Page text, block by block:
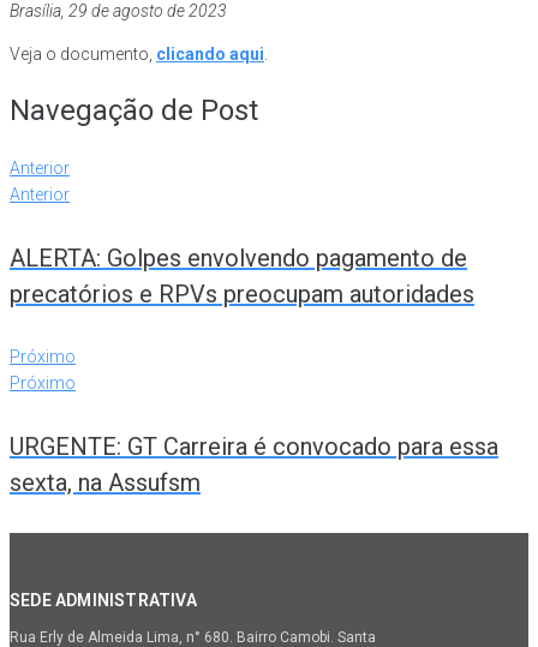
Brasília, 29 de agosto de 2023
Veja o documento, clicando aqui.
Navegação de Post
Anterior
Anterior
ALERTA: Golpes envolvendo pagamento de
precatórios e RPVs preocupam autoridades
Próximo
Próximo
URGENTE: GT Carreira é convocado para essa
sexta, na Assufsm
SEDE ADMINISTRATIVA
Rua Erly de Almeida Lima, n° 680. Bairro Camobi. Santa